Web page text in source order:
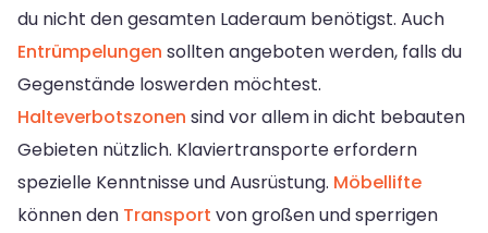
du nicht den gesamten Laderaum benötigst. Auch
Entrümpelungen sollten angeboten werden, falls du
Gegenstände loswerden möchtest.
Halteverbotszonen sind vor allem in dicht bebauten
Gebieten nützlich. Klaviertransporte erfordern
spezielle Kenntnisse und Ausrüstung. Möbellifte
können den Transport von großen und sperrigen